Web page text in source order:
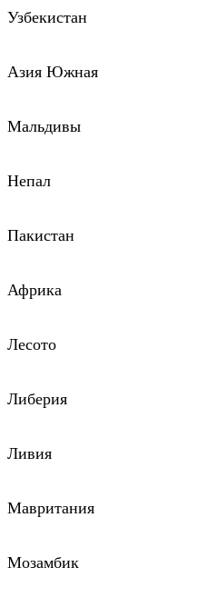
Узбекистан
Азия Южная
Мальдивы
Непал
Пакистан
Африка
Лесото
Либерия
Ливия
Мавритания
Мозамбик